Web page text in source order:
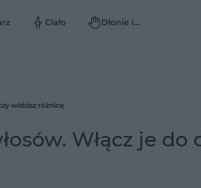
Ciało
Dłonie i
widzisz różnicę
Włącz je do